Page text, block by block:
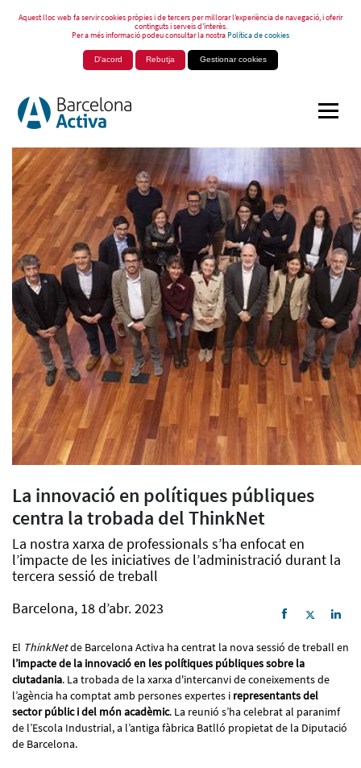
Aquest lloc web fa servir cookies pròpies i de tercers per millorar l’experiència de navegació, i oferir
continguts i serveis d’interès.
Per a més informació podeu consultar la nostraPolítica de cookies
D'acord Rebutja Gestionar cookies
La innovació en polítiques públiques
centra la trobada del ThinkNet
La nostra xarxa de professionals s’ha enfocat en
l’impacte de les iniciatives de l’administració durant la
tercera sessió de treball
Barcelona, 18 d’abr. 2023
El ThinkNetde Barcelona Activa ha centrat la nova sessió de treball en
l’impacte de la innovació en les polítiques públiques sobre la
ciutadania. La trobada de la xarxa d'intercanvi de coneixements de
l’agència ha comptat amb persones expertes i representants del
sector públic i del món acadèmic. La reunió s’ha celebrat al paranimf
de l’Escola Industrial, a l’antiga fàbrica Batlló propietat de la Diputació
de Barcelona.